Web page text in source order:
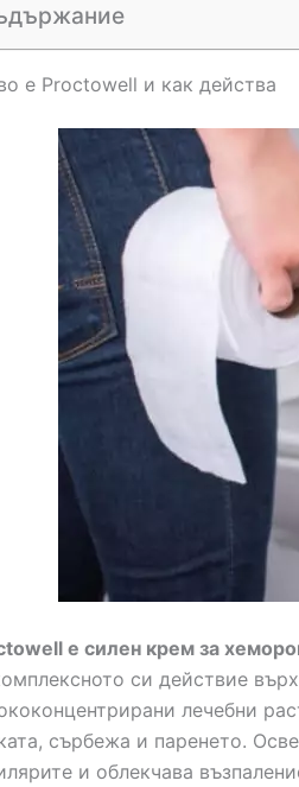
е Proctowell и как действа
е силен крем за
си действие
лечебни
сърбежа и паренето.
и облекчава